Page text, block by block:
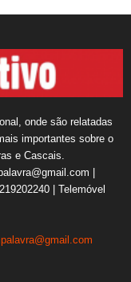
onde são relatadas
importantes sobre o
e Cascais.
|
| Telemóvel